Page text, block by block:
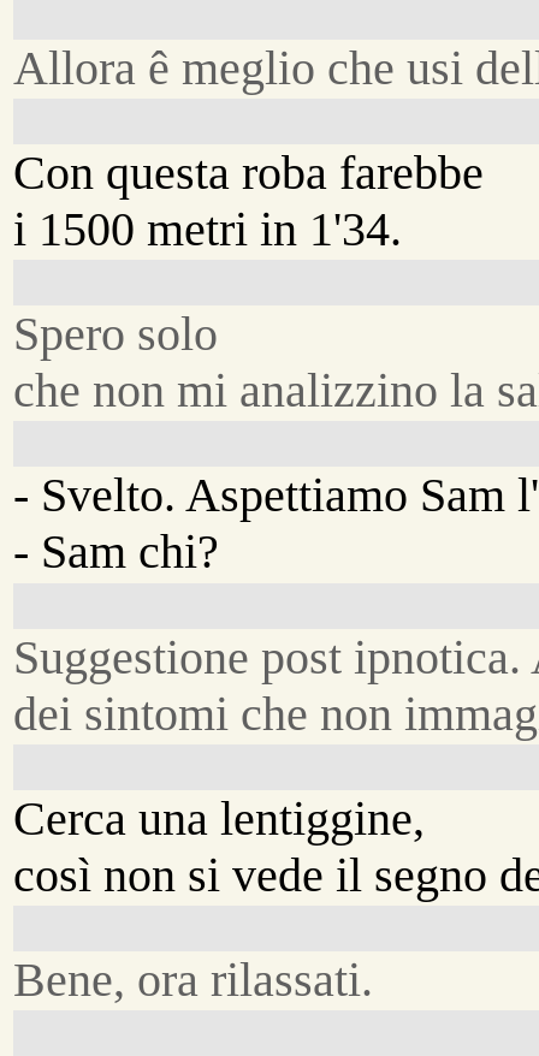
Allora ê meglio che usi
Con questa roba farebbe
i 1500 metri in 1'34.
Spero solo
che non mi analizzino la
- Svelto. Aspettiamo Sam
- Sam chi?
Suggestione post ipnotica.
dei sintomi che non
Cerca una lentiggine,
così non si vede il segno
Bene, ora rilassati.